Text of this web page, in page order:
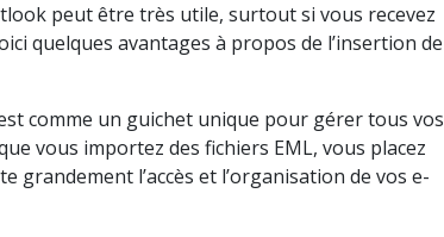
peut être très utile, surtout si vous recevez
quelques avantages à propos de l’insertion de
comme un guichet unique pour gérer tous vos
vous importez des fichiers EML, vous placez
grandement l’accès et l’organisation de vos e-